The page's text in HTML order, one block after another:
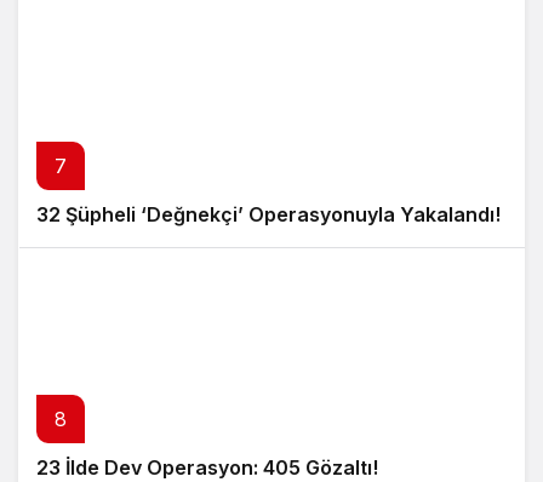
7
32 Şüpheli ‘Değnekçi’ Operasyonuyla Yakalandı!
8
23 İlde Dev Operasyon: 405 Gözaltı!